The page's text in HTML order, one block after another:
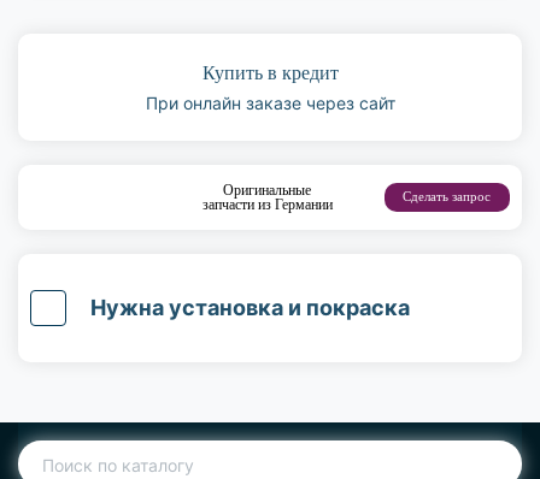
Купить в кредит
При онлайн заказе через сайт
Оригинальные
запчасти из Германии
Сделать запрос
Нужна установка и покраска